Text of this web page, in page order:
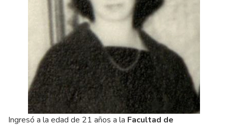
Ingresó a la edad de 21 años a la Facultad de